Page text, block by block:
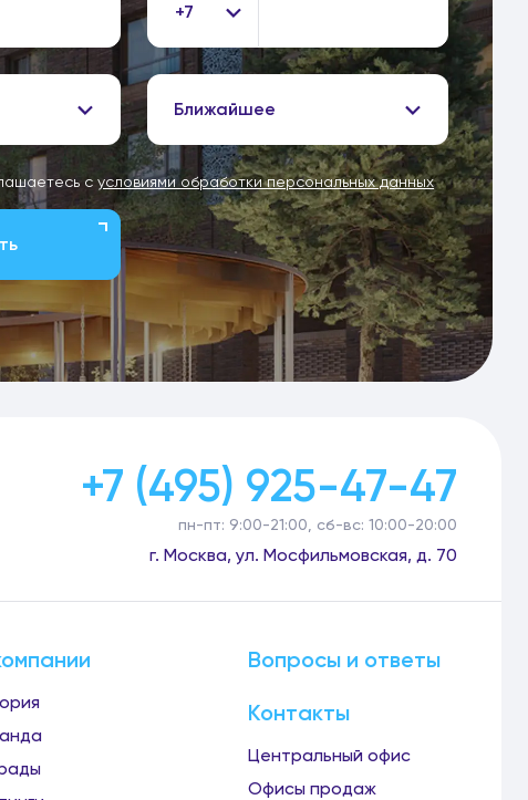
+7
Ближайшее
с условиями обработки персональных данных
+7 (495) 925-47-47
пн-пт: 9:00-21:00, сб-вс: 10:00-20:00
г. Москва, ул. Мосфильмовская, д. 70
Вопросы и ответы
Контакты
Центральный офис
Офисы продаж